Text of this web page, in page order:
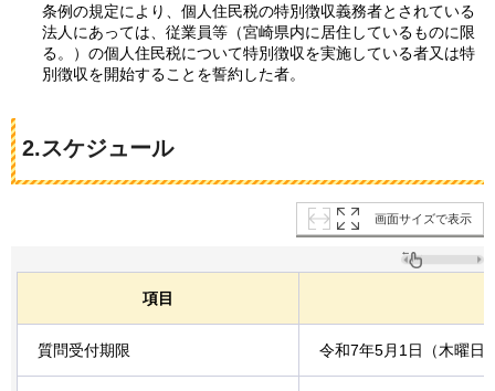
条例の規定により、個人住民税の特別徴収義務者とされている
法人にあっては、従業員等（宮崎県内に居住しているものに限
る。）の個人住民税について特別徴収を実施している者又は特
別徴収を開始することを誓約した者。
2.スケジュール
画面サイズで表示
項目
質問受付期限 令和7年5月1日（木曜日